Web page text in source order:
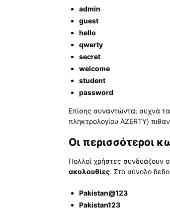
admin
guest
hello
qwerty
secret
welcome
student
password
Επίσης συναντώνται συχνά τα
πληκτρολογίου AZERTY)
Οι περισσότεροι
Πολλοί χρήστες συνδυάζουν
ακολουθίες. Στο σύνολο
Pakistan@123
Pakistan123